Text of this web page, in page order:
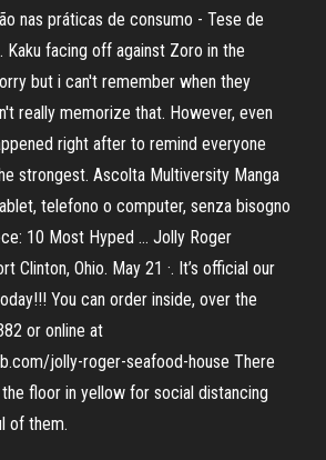
nas práticas de consumo - Tese de
Kaku facing off against Zoro in the
but i can't remember when they
really memorize that. However, even
right after to remind everyone
strongest. Ascolta Multiversity Manga
telefono o computer, senza bisogno
10 Most Hyped … Jolly Roger
Clinton, Ohio. May 21 ·. It’s official our
You can order inside, over the
or online at
jolly-roger-seafood-house There
floor in yellow for social distancing
of them.